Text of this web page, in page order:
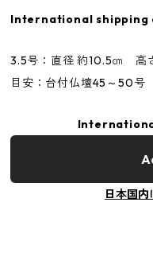
International shipping
3.5号：直径 約10.5㎝ 高
目安：台付仏壇45～50号
日本国